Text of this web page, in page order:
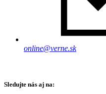
online@verne.sk
Sledujte nás aj na: